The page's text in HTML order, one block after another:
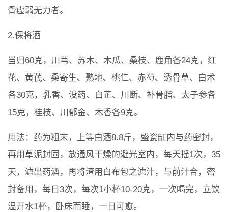
骨虚弱无力者。
2.保将酒
当归60克，川芎、苏木、木瓜、桑枝、鹿角各24克，红
花、黄芪、桑寄生、熟地、桃仁、赤芍、透骨草、白术
各30克，乳香、没药、白芷、川断、补骨脂、太子参各
15克，桂枝、川郁金、木香各9克。
用法：药为粗末，上等白酒8.8斤，盛瓷缸内与药密封，
再用草泥封固，放通风干燥的避光室内，每天摇1次，35
天，滤出药酒，再将渣用白布包之滤汁，与前汁合，密
封备用，每日3次，每次1小杯10-20克，一次喝完，立饮
温开水1杯，卧床而睡，一日可愈。